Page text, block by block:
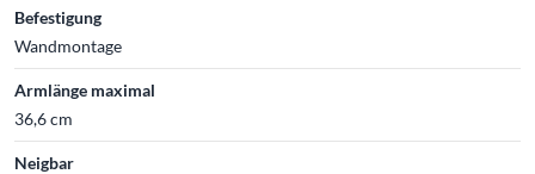
Befestigung
Wandmontage
Armlänge maximal
36,6 cm
Neigbar